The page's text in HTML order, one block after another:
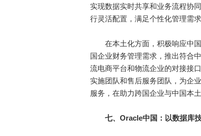
实现数据实时共享和业务流程协
行灵活配置，满足个性化管理需求
在本土化方面，积极响应中国
国企业财务管理需求，推出符合
流电商平台和物流企业的对接接
实施团队和售后服务团队，为企
服务，在助力跨国企业与中国本
七、Oracle中国：以数据库